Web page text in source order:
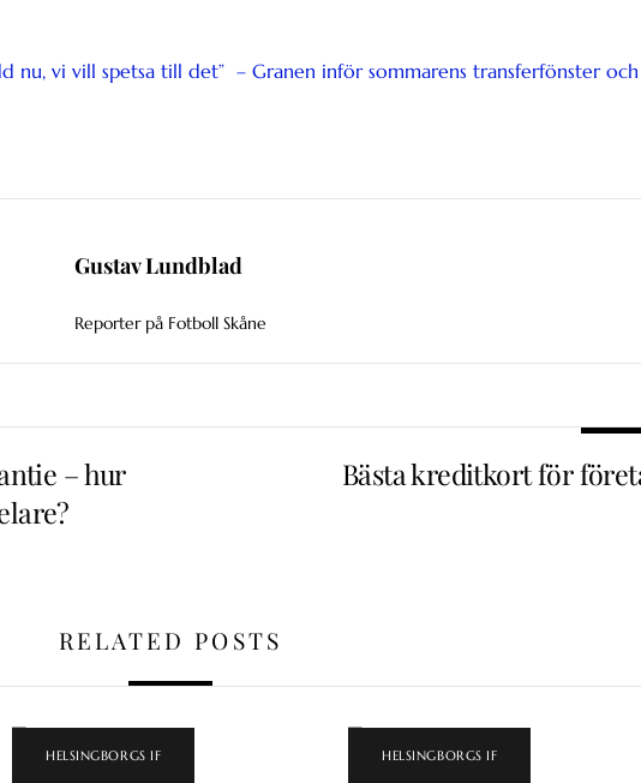
nu, vi vill spetsa till det” – Granen inför sommarens transferfönster och
Gustav Lundblad
Reporter på Fotboll Skåne
– hur
Bästa kreditkort för
RELATED POSTS
HELSINGBORGS IF HELSINGBORGS IF